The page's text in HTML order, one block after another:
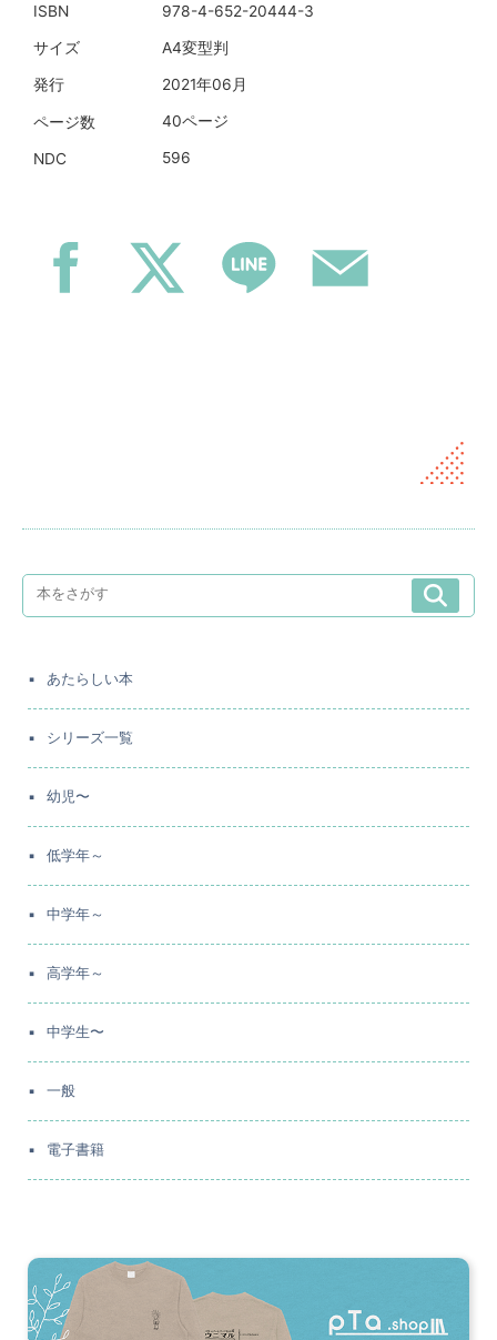
ISBN 978-4-652-20444-3
サイズ A4変型判
発行 2021年06月
ページ数 40ページ
NDC 596
あたらしい本
シリーズ一覧
幼児〜
低学年～
中学年～
高学年～
中学生〜
一般
電子書籍